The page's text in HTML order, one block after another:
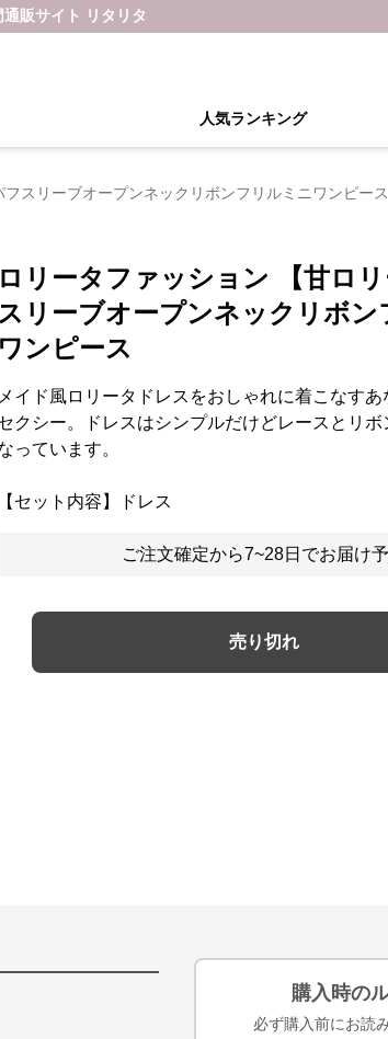
販サイト リタリタ
人気ランキング
スリーブオープンネックリボンフリルミニワンピース
ロリータファッション 【甘ロ
リーブオープンネックリボン
ワンピース
メイド風ロリータドレスをおしゃれに着こなす
クシー。ドレスはシンプルだけどレースとリボ
っています。
【セット内容】ドレス
ご注文確定から7~28日でお届け
売り切れ
購入時の
必ず購入前にお読